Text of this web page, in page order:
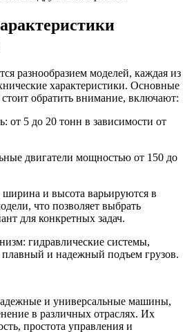
разнообразием моделей, каждая из
характеристики. Основные
обратить внимание, включают:
от 5 до 20 тонн в зависимости от
двигатели мощностью от 150 до
и высота варьируются в
что позволяет выбрать
для конкретных задач.
гидравлические системы,
и надежный подъем грузов.
и универсальные машины,
в различных отраслях. Их
простота управления и